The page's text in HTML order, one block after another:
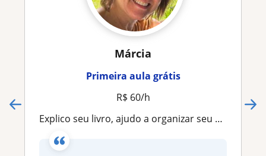
Márcia
Primeira aula grátis
R$ 60/h
Explico seu livro, ajudo a organizar seu caderno e fazer as lições de casa